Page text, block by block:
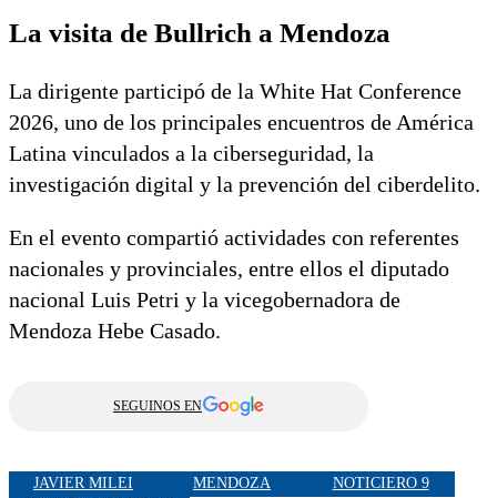
La visita de Bullrich a Mendoza
La dirigente participó de la White Hat Conference
2026, uno de los principales encuentros de América
Latina vinculados a la ciberseguridad, la
investigación digital y la prevención del ciberdelito.
En el evento compartió actividades con referentes
nacionales y provinciales, entre ellos el diputado
nacional Luis Petri y la vicegobernadora de
Mendoza Hebe Casado.
SEGUINOS EN
JAVIER MILEI MENDOZA
NOTICIERO 9